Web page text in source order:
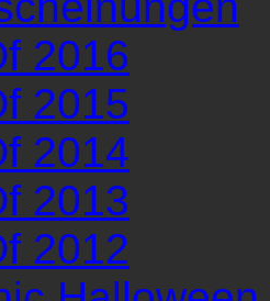
2016
2015
2014
2013
2012